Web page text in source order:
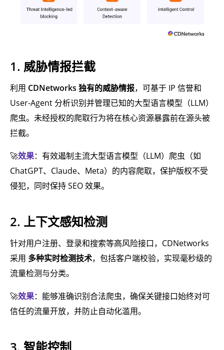
1. 威胁情报拦截
利用 CDNetworks 独有的威胁情报，可基于 IP 信誉和
User-Agent 分析识别并管理已知的大型语言模型（LLM）
爬虫。未经授权的爬取行为将在核心资源暴露前在源头被
拦截。
🚀效果：有效遏制主流大型语言模型（LLM）爬虫（如
ChatGPT、Claude、Meta）的内容爬取，保护版权不受
侵犯，同时保持 SEO 效果。
2. 上下文感知检测
针对用户注册、登录和搜索等高风险接口，CDNetworks
采用 多种实时检测技术，包括客户端校验，实现毫秒级的
流量检测与分类。
🚀效果：能够准确识别合法爬虫，确保关键接口始终对可
信任的流量开放，并防止自动化滥用。